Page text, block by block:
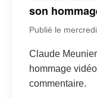
son
Publié le
Claude
hommage
commentaire.